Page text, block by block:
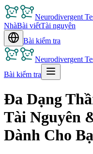
Neurodivergent
NhàBài viếtTài nguyên
Bài kiểm tra
Neurodivergent
Bài kiểm tra
Đa Dạng
Tài Nguyên
Dành Cho